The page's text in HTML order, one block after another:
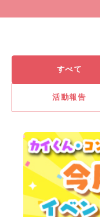
すべて
活動報告